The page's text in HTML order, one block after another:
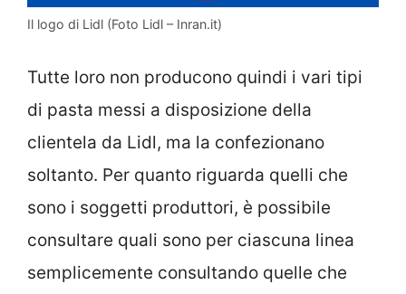
Il logo di Lidl (Foto Lidl – Inran.it)
Tutte loro non producono quindi i vari tipi
di pasta messi a disposizione della
clientela da Lidl, ma la confezionano
soltanto. Per quanto riguarda quelli che
sono i soggetti produttori, è possibile
consultare quali sono per ciascuna linea
semplicemente consultando quelle che